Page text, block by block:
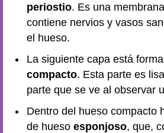
periostio. Es una
contiene nervios y vasos
el hueso.
La siguiente capa está
compacto. Esta parte es
parte que se ve al observar
Dentro del hueso compacto
de hueso esponjoso, que,